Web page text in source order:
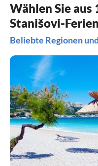
Wählen Sie
Stanišovi-
Beliebte Regionen